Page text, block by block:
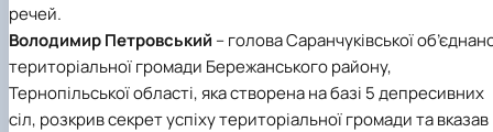
речей.
Володимир Петровський –голова Саранчуківської
територіальної громади Бережанського району,
Тернопільської області, яка створена на базі 5 депресивних
сіл, розкрив секрет успіху територіальної громади та вказав